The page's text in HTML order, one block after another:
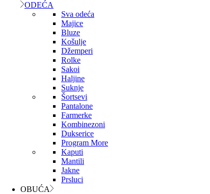
ODEĆA
Sva odeća
Majice
Bluze
Košulje
Džemperi
Rolke
Sakoi
Haljine
Suknje
Šortsevi
Pantalone
Farmerke
Kombinezoni
Dukserice
Program More
Kaputi
Mantili
Jakne
Prsluci
OBUĆA